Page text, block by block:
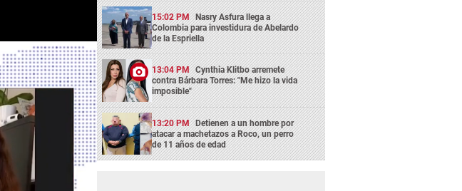
15:02 PM Nasry Asfura llega a
Colombia para investidura de Abelardo
de la Espriella
13:04 PM Cynthia Klitbo arremete
contra Bárbara Torres: "Me hizo la vida
imposible"
13:20 PM Detienen a un hombre por
atacar a machetazos a Roco, un perro
de 11 años de edad